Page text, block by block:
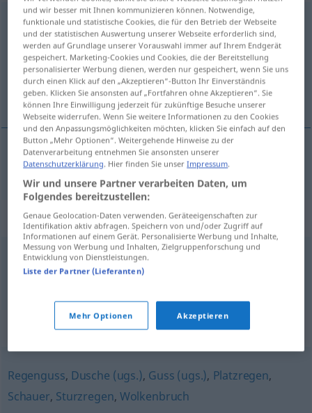
Regenschauer m
Übersicht aller Übersetzungen
(Für mehr Details die Übersetzung anklicken/antippen)
przelotny deszcz
przelotnydeszcz Regenschauer
Beispielsätze für "Regenschauer"
einzelne Regenschauer
przelotne opadym/pl
Synonyme für "Regenschauer"
Regenguss, Dusche (ugs.), Guss (ugs.), Platzregen,
Schauer, Sturzregen, Wolkenbruch
und wir besser mit Ihnen kommunizieren können. Notwendige,
funktionale und statistische Cookies, die für den Betrieb der Webseite
und der statistischen Auswertung unserer Webseite erforderlich sind,
werden auf Grundlage unserer Vorauswahl immer auf Ihrem Endgerät
gespeichert. Marketing-Cookies und Cookies, die der Bereitstellung
personalisierter Werbung dienen, werden nur gespeichert, wenn Sie uns
durch einen Klick auf den „Akzeptieren“-Button Ihr Einverständnis
geben. Klicken Sie ansonsten auf „Fortfahren ohne Akzeptieren“. Sie
können Ihre Einwilligung jederzeit für zukünftige Besuche unserer
Webseite widerrufen. Wenn Sie weitere Informationen zu den Cookies
und den Anpassungsmöglichkeiten möchten, klicken Sie einfach auf den
Button „Mehr Optionen“. Weitergehende Hinweise zu der
Datenverarbeitung entnehmen Sie ansonsten unserer
Datenschutzerklärung . Hier finden Sie unserImpressum
Wir und unsere Partner verarbeiten Daten, um
Folgendes bereitzustellen:
Genaue Geolocation-Daten verwenden. Geräteeigenschaften zur
Identifikation aktiv abfragen. Speichern von und/oder Zugriff auf
Informationen auf einem Gerät. Personalisierte Werbung und Inhalte,
Messung von Werbung und Inhalten, Zielgruppenforschung und
Entwicklung von Dienstleistungen.
Liste der Partner (Lieferanten)
Mehr Optionen Akzeptieren